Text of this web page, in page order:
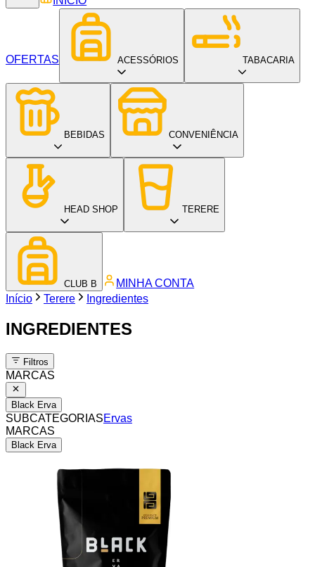
OFERTAS ACESSÓRIOS TABACARIA
BEBIDAS CONVENIÊNCIA
HEAD SHOP TERERE
CLUB B
MINHA CONTA
Início
Terere Ingredientes
INGREDIENTES
Filtros
MARCAS
Black Erva
SUBCATEGORIASErvas
MARCAS
Black Erva